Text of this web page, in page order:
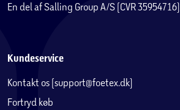
En del af Salling Group A/S (CVR 35954716)
Kundeservice
Kontakt os (support@foetex.dk)
Fortryd køb